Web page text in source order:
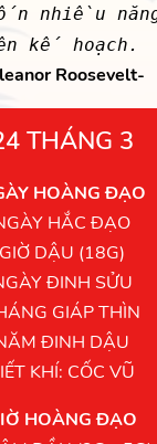
nhiều
kế hoạch.
Roosevelt-
THÁNG 3
HOÀNG ĐẠO
HẮC ĐẠO
GIỜ DẬU (18G)
ĐINH SỬU
GIÁP THÌN
ĐINH DẬU
KHÍ: CỐC VŨ
HOÀNG ĐẠO